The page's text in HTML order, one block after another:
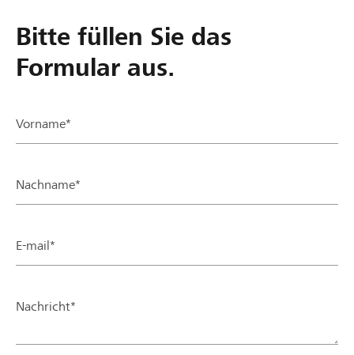
Bitte füllen Sie das
Formular aus.
Vorname*
Nachname*
E-mail*
Nachricht*